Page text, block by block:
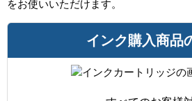
をお使いいただけます。
インク購入商品